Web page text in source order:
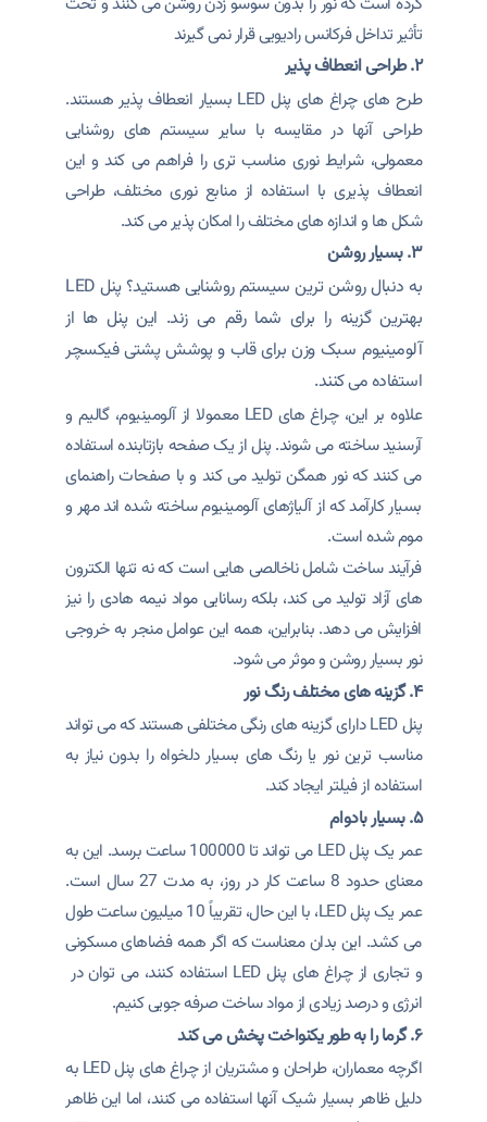
تأثیر تداخل فرکانس رادیویی قرار نمی گیرند
۲. طراحی انعطاف پذیر
طرح های چراغ های پنل LED بسیار انعطاف پذیر هستند.
طراحی آنها در مقایسه با سایر سیستم های روشنایی
معمولی، شرایط نوری مناسب تری را فراهم می کند و این
انعطاف پذیری با استفاده از منابع نوری مختلف، طراحی
شکل ها و اندازه های مختلف را امکان پذیر می کند.
۳. بسیار روشن
به دنبال روشن ترین سیستم روشنایی هستید؟ پنل LED
بهترین گزینه را برای شما رقم می زند. این پنل ها از
آلومینیوم سبک وزن برای قاب و پوشش پشتی فیکسچر
استفاده می کنند.
علاوه بر این، چراغ های LED معمولا از آلومینیوم، گالیم و
آرسنید ساخته می شوند. پنل از یک صفحه بازتابنده استفاده
می کنند که نور همگن تولید می کند و با صفحات راهنمای
بسیار کارآمد که از آلیاژهای آلومینیوم ساخته شده اند مهر و
موم شده است.
فرآیند ساخت شامل ناخالصی هایی است که نه تنها الکترون
های آزاد تولید می کند، بلکه رسانایی مواد نیمه هادی را نیز
افزایش می دهد. بنابراین، همه این عوامل منجر به خروجی
نور بسیار روشن و موثر می شود.
۴. گزینه های مختلف رنگ نور
پنل LED دارای گزینه های رنگی مختلفی هستند که می تواند
مناسب ترین نور یا رنگ های بسیار دلخواه را بدون نیاز به
استفاده از فیلتر ایجاد کند.
۵. بسیار بادوام
عمر یک پنل LED می تواند تا 100000 ساعت برسد. این به
معنای حدود 8 ساعت کار در روز، به مدت 27 سال است.
عمر یک پنل LED، با این حال، تقریباً 10 میلیون ساعت طول
می کشد. این بدان معناست که اگر همه فضاهای مسکونی
و تجاری از چراغ های پنل LED استفاده کنند، می توان در
انرژی و درصد زیادی از مواد ساخت صرفه جویی کنیم.
۶. گرما را به طور یکنواخت پخش می کند
اگرچه معماران، طراحان و مشتریان از چراغ های پنل LED به
دلیل ظاهر بسیار شیک آنها استفاده می کنند، اما این ظاهر